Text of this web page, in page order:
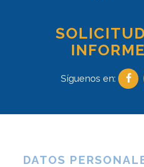
Síguenos en:
DATOS